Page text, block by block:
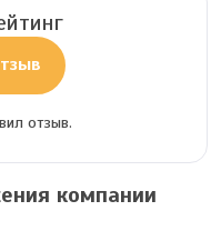
отзыв.
компании